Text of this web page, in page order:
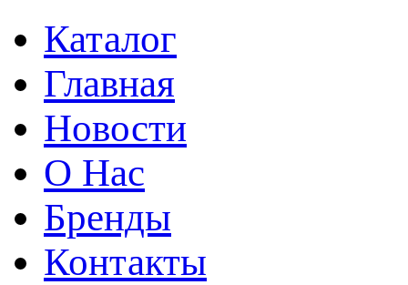
Каталог
Главная
Новости
О Нас
Бренды
Контакты